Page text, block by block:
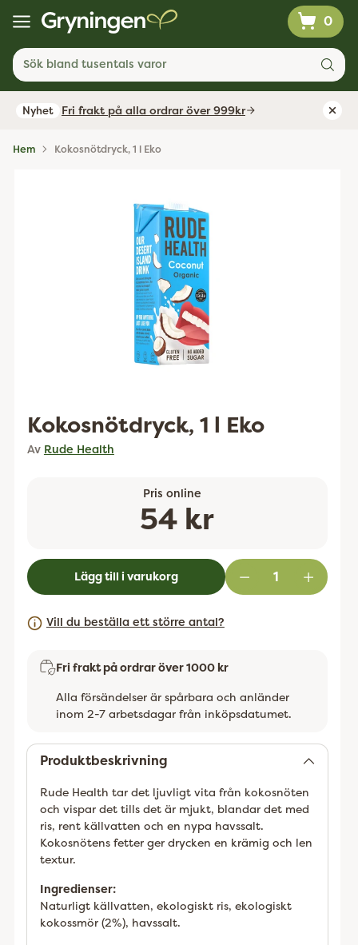
0
Sök bland tusentals varor
Nyhet Fri frakt på alla ordrar över 999kr
Hem Kokosnötdryck, 1 l Eko
Kokosnötdryck, 1 l Eko
Av Rude Health
Pris online
Ordinarie
pris
54 kr
Lägg till i varukorg
Vill du beställa ett större antal?
Fri frakt på ordrar över 1000 kr
Alla försändelser är spårbara och anländer
inom 2-7 arbetsdagar från inköpsdatumet.
Produktbeskrivning
Rude Health tar det ljuvligt vita från kokosnöten
och vispar det tills det är mjukt, blandar det med
ris, rent källvatten och en nypa havssalt.
Kokosnötens fetter ger drycken en krämig och len
textur.
Ingredienser:
Naturligt källvatten, ekologiskt ris, ekologiskt
kokossmör (2%), havssalt.